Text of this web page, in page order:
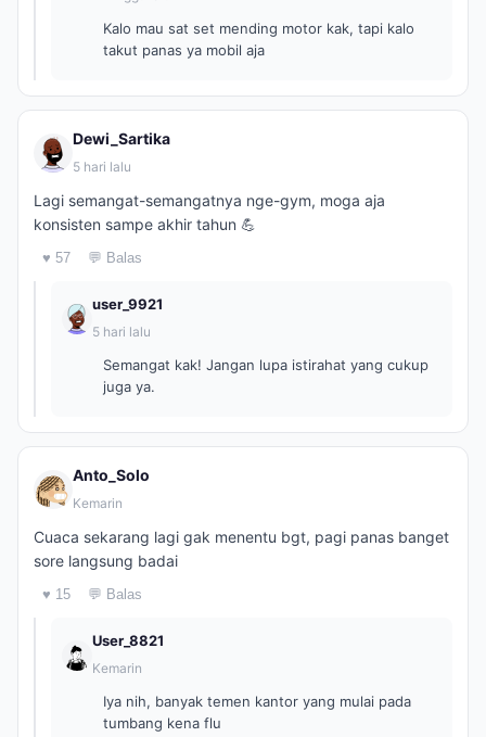
Kalo mau sat set mending motor kak, tapi kalo
takut panas ya mobil aja
Dewi_Sartika
5 hari lalu
Lagi semangat-semangatnya nge-gym, moga aja
konsisten sampe akhir tahun 💪
♥ 57 💬 Balas
user_9921
5 hari lalu
Semangat kak! Jangan lupa istirahat yang cukup
juga ya.
Anto_Solo
Kemarin
Cuaca sekarang lagi gak menentu bgt, pagi panas banget
sore langsung badai
♥ 15 💬 Balas
User_8821
Kemarin
Iya nih, banyak temen kantor yang mulai pada
tumbang kena flu